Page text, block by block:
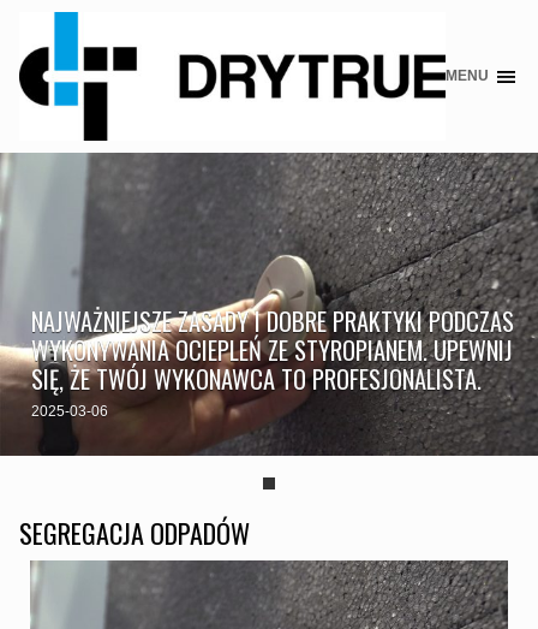
Skip
MENU
NAJWAŻNIEJSZE ZASADY I DOBRE PRAKTYKI PODCZAS
WYKONYWANIA OCIEPLEŃ ZE STYROPIANEM. UPEWNIJ
SIĘ, ŻE TWÓJ WYKONAWCA TO PROFESJONALISTA.
2025-03-06
SEGREGACJA ODPADÓW